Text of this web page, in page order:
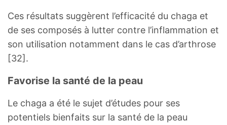
Ces résultats suggèrent l’efficacité du chaga et
de ses composés à lutter contre l’inflammation et
son utilisation notamment dans le cas d’arthrose
[32].
Favorise la santé de la peau
Le chaga a été le sujet d’études pour ses
potentiels bienfaits sur la santé de la peau